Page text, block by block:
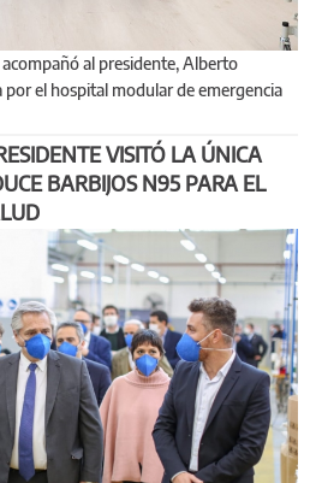
por el hospital modular de emergencia
VISITÓ LA ÚNICA
BARBIJOS N95 PARA EL